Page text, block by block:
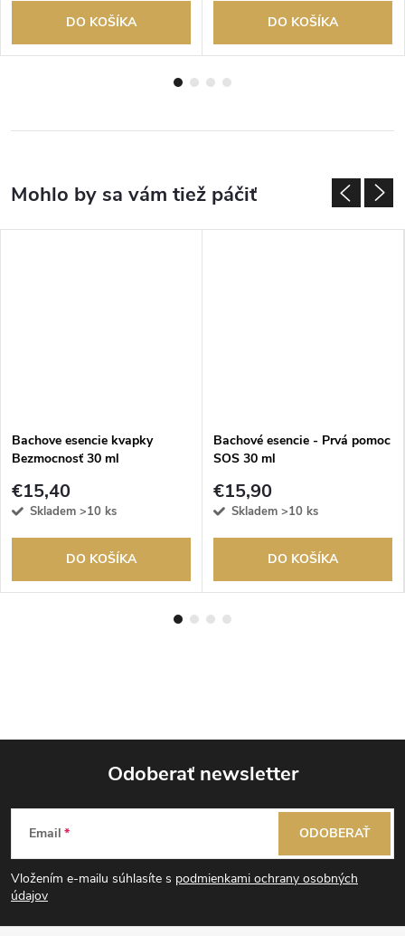
DO KOŠÍKA DO KOŠÍKA
Bachove esencie kvapky
Bezmocnosť 30 ml
€15,40
Skladem >10 ks
DO KOŠÍKA
Bachové esencie - Prvá pomoc
SOS 30 ml
€15,90
Skladem >10 ks
DO KOŠÍKA
Z
á
p
Odoberať newsletter
Email
Vložením e-mailu súhlasíte s podmienkami ochrany osobných
údajov
ODOBERAŤ